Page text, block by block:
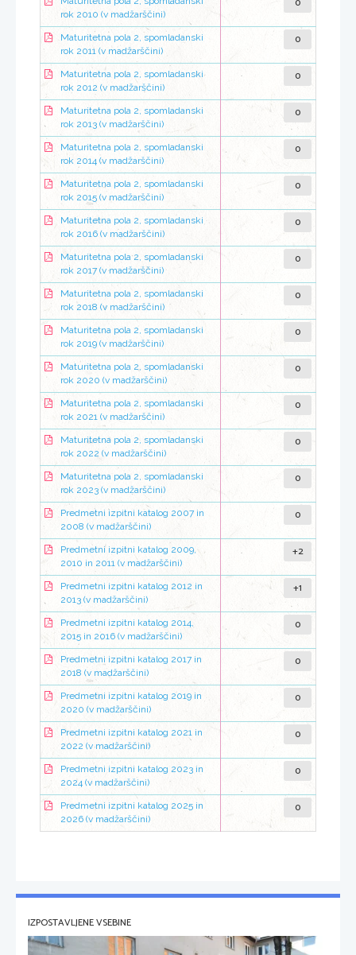
rok 2010 (v madžarščini)
Maturitetna pola 2, spomladanski
rok 2011 (v madžarščini)
0
Maturitetna pola 2, spomladanski
rok 2012 (v madžarščini)
0
Maturitetna pola 2, spomladanski
rok 2013 (v madžarščini)
0
Maturitetna pola 2, spomladanski
rok 2014 (v madžarščini)
0
Maturitetna pola 2, spomladanski
rok 2015 (v madžarščini)
0
Maturitetna pola 2, spomladanski
rok 2016 (v madžarščini)
0
Maturitetna pola 2, spomladanski
rok 2017 (v madžarščini)
0
Maturitetna pola 2, spomladanski
rok 2018 (v madžarščini)
0
Maturitetna pola 2, spomladanski
rok 2019 (v madžarščini)
0
Maturitetna pola 2, spomladanski
rok 2020 (v madžarščini)
0
Maturitetna pola 2, spomladanski
rok 2021 (v madžarščini)
0
Maturitetna pola 2, spomladanski
rok 2022 (v madžarščini)
0
Maturitetna pola 2, spomladanski
rok 2023 (v madžarščini)
0
Predmetni izpitni katalog 2007 in
2008 (v madžarščini)
0
Predmetni izpitni katalog 2009,
2010 in 2011 (v madžarščini)
+2
Predmetni izpitni katalog 2012 in
2013 (v madžarščini)
+1
Predmetni izpitni katalog 2014,
2015 in 2016 (v madžarščini)
0
Predmetni izpitni katalog 2017 in
2018 (v madžarščini)
0
Predmetni izpitni katalog 2019 in
2020 (v madžarščini)
0
Predmetni izpitni katalog 2021 in
2022 (v madžarščini)
0
Predmetni izpitni katalog 2023 in
2024 (v madžarščini)
0
Predmetni izpitni katalog 2025 in
2026 (v madžarščini)
0
IZPOSTAVLJENE VSEBINE